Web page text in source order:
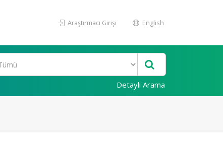
Araştırmacı Girişi English
Detaylı Arama